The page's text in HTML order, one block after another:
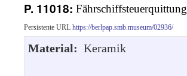
springen
P. 11018: Fährschiffsteuerquittung
Persistente URL https://berlpap.smb.museum/02936/
Material: Keramik